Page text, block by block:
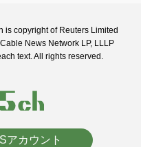
is copyright of Reuters Limited
News Network LP, LLLP
text. All rights reserved.
アカウント